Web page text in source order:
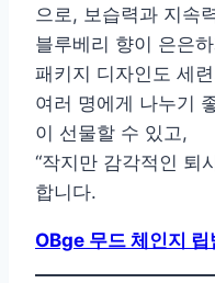
으로, 보습력과 지속
블루베리 향이 은은
패키지 디자인도 세
여러 명에게 나누기
이 선물할 수 있고,
“작지만 감각적인 퇴
합니다.
OBge 무드 체인지 립